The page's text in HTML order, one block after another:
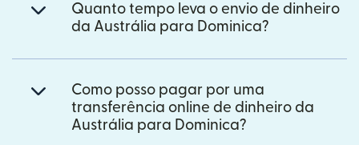
Quanto tempo leva o envio de dinheiro
da Austrália para Dominica?
Como posso pagar por uma
transferência online de dinheiro da
Austrália para Dominica?